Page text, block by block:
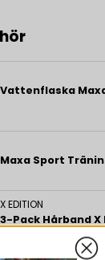
Vattenflaska
Maxa Sport
X EDITION
3-Pack Hårband